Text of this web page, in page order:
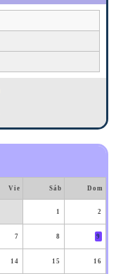
Vie Sáb Dom
1 2
7 8 9
14 15 16